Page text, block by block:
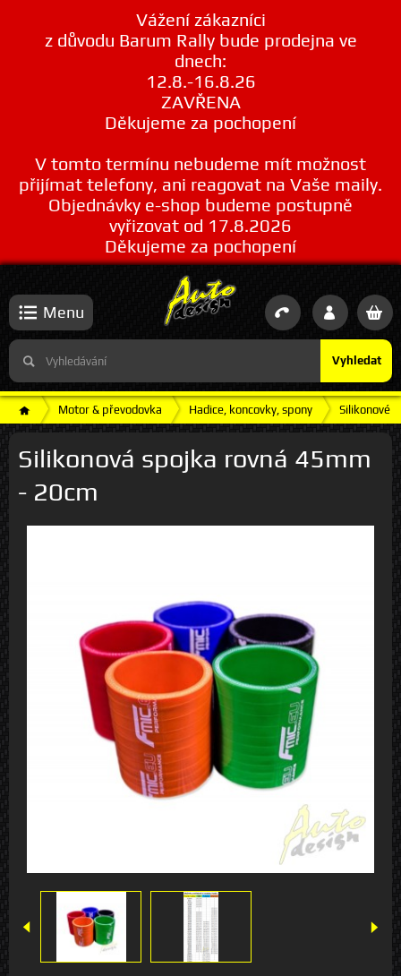
Vážení zákazníci
z důvodu Barum Rally bude prodejna ve
dnech:
12.8.-16.8.26
ZAVŘENA
Děkujeme za pochopení
V tomto termínu nebudeme mít možnost
přijímat telefony, ani reagovat na Vaše maily.
Objednávky e-shop budeme postupně
vyřizovat od 17.8.2026
Děkujeme za pochopení
Vyhledat
Menu
Motor & převodovka Hadice, koncovky, spony Silikonové
Silikonová spojka rovná 45mm
- 20cm